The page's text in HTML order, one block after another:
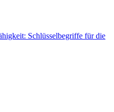
Schlüsselbegriffe für die